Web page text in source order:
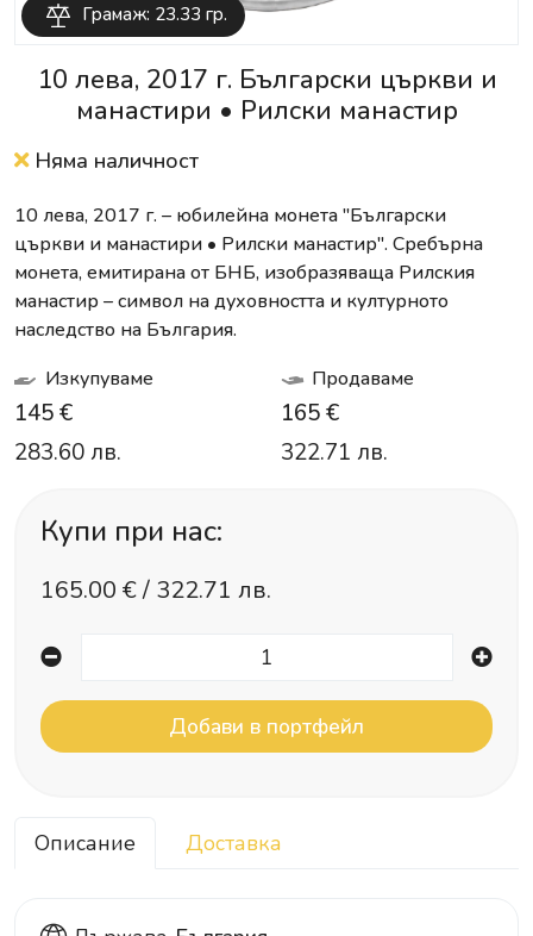
Грамаж: 23.33 гр.
10 лева, 2017 г. Български църкви и
манастири • Рилски манастир
Няма наличност
10 лева, 2017 г. – юбилейна монета "Български
църкви и манастири • Рилски манастир". Сребърна
монета, емитирана от БНБ, изобразяваща Рилския
манастир – символ на духовността и културното
наследство на България.
Изкупуваме
145 €
283.60 лв.
Продаваме
165 €
322.71 лв.
Купи при нас:
165.00 € / 322.71 лв.
Описание Доставка